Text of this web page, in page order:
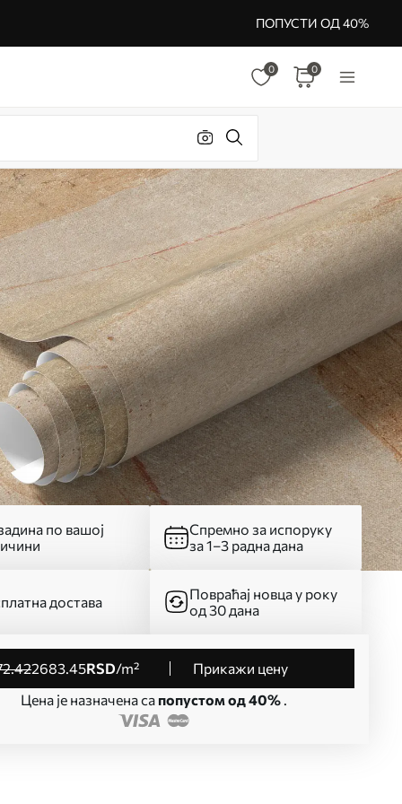
ПОПУСТИ ОД 40%
0 0
по вашој
Спремно за испоруку
за 1–3 радна дана
достава
Повраћај новца у року
од 30 дана
.422683.45RSD/m²
Прикажи цену
Цена је назначена са попустом од 40%.